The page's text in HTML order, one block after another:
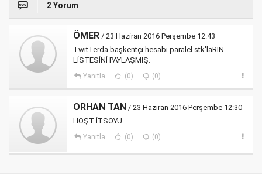
2 Yorum
ÖMER / 23 Haziran 2016 Perşembe 12:43
TwitTerda başkentçi hesabı paralel stk'laRIN
LİSTESİNİ PAYLAŞMIŞ.
Yanıtla (0) (0)
ORHAN TAN / 23 Haziran 2016 Perşembe 12:30
HOŞT İTSOYU
Yanıtla (0) (0)